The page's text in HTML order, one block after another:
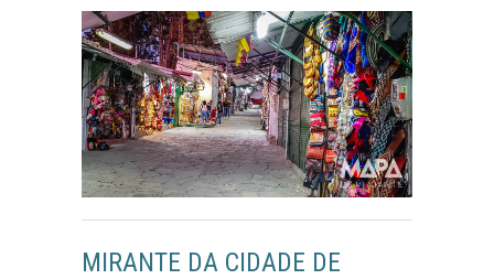
MIRANTE DA CIDADE DE